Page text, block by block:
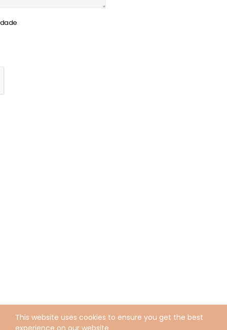
This website uses cookies to ensure you get the best
experience on our website